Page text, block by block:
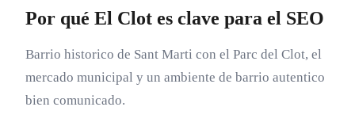
Por qué El Clot es clave para el SEO
Barrio historico de Sant Marti con el Parc del Clot, el
mercado municipal y un ambiente de barrio autentico
bien comunicado.